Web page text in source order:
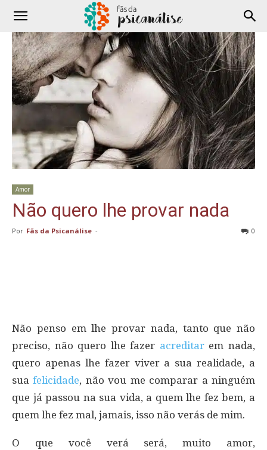
Amor
Não quero lhe provar nada
Por Fãs da Psicanálise - 0
Não penso em lhe provar nada, tanto que não
preciso, não quero lhe fazer acreditarem nada,
quero apenas lhe fazer viver a sua realidade, a
suafelicidade, não vou me comparar a ninguém
que já passou na sua vida, a quem lhe fez bem, a
quem lhe fez mal, jamais, isso não verás de mim.
O que você verá será, muito amor,